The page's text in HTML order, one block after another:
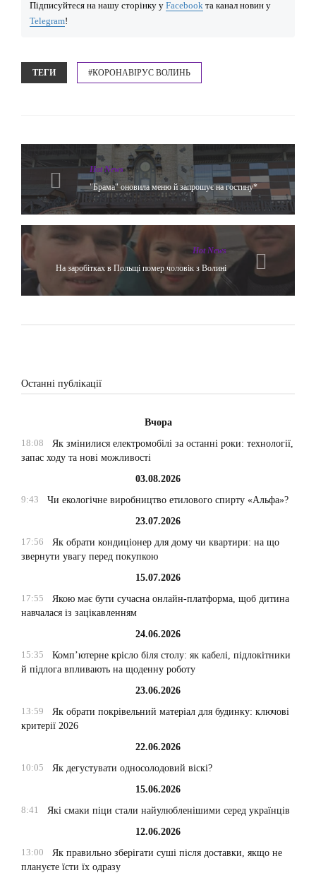
Підписуйтеся на нашу сторінку у Facebook та канал новин у
Telegram!
ТЕГИ #КОРОНАВІРУС ВОЛИНЬ
Hot News
"Брама" оновила меню й запрошує на гостину*
Hot News
На заробітках в Польщі помер чоловік з Волині
Останні публікації
Вчора
18:08
Як змінилися електромобілі за останні роки: технології,
запас ходу та нові можливості
03.08.2026
9:43
Чи екологічне виробництво етилового спирту «Альфа»?
23.07.2026
17:56
Як обрати кондиціонер для дому чи квартири: на що
звернути увагу перед покупкою
15.07.2026
17:55
Якою має бути сучасна онлайн-платформа, щоб дитина
навчалася із зацікавленням
24.06.2026
15:35
Комп’ютерне крісло біля столу: як кабелі, підлокітники
й підлога впливають на щоденну роботу
23.06.2026
13:59
Як обрати покрівельний матеріал для будинку: ключові
критерії 2026
22.06.2026
10:05
Як дегустувати односолодовий віскі?
15.06.2026
8:41
Які смаки піци стали найулюбленішими серед українців
12.06.2026
13:00
Як правильно зберігати суші після доставки, якщо не
плануєте їсти їх одразу